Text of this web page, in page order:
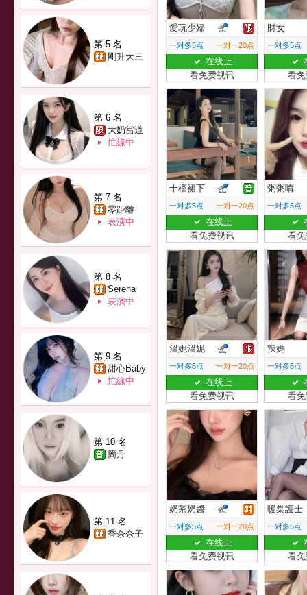
第 5 名
剛升大三
第 6 名
大奶當道
忙線中
第 7 名
零距離
表演中
第 8 名
Serena
表演中
第 9 名
甜心Baby
忙線中
第 10 名
簡丹
第 11 名
香奈奈子
愛玩少婦
一对多5点 一对一20点
在线上
看免费视讯
財女
一对多5点
看
十榴裙下
一对多5点 一对一20点
在线上
看免费视讯
粥粥唷
一对多5点
看
溫妮溫妮
一对多5点 一对一20点
在线上
看免费视讯
辣媽
一对多5点
看
奶茶奶醬
一对多5点 一对一20点
在线上
看免费视讯
暖棠護士
一对多5点
看